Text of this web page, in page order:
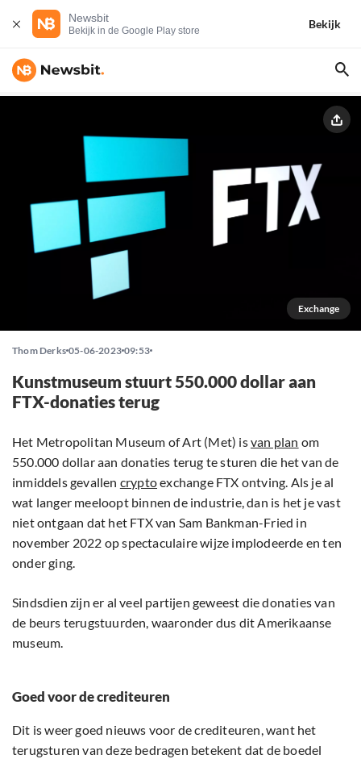
Newsbit
Bekijk in de Google Play store
Bekijk
Exchange
Thom Derks 05-06-2023 09:53
Kunstmuseum stuurt 550.000 dollar aan
FTX-donaties terug
Het Metropolitan Museum of Art (Met) isvan plan om
550.000 dollar aan donaties terug te sturen die het van de
inmiddels gevallen cryptoexchange FTX ontving. Als je al
wat langer meeloopt binnen de industrie, dan is het je vast
niet ontgaan dat het FTX van Sam Bankman-Fried in
november 2022 op spectaculaire wijze implodeerde en ten
onder ging.
Sindsdien zijn er al veel partijen geweest die donaties van
de beurs terugstuurden, waaronder dus dit Amerikaanse
museum.
Goed voor de crediteuren
Dit is weer goed nieuws voor de crediteuren, want het
terugsturen van deze bedragen betekent dat de boedel